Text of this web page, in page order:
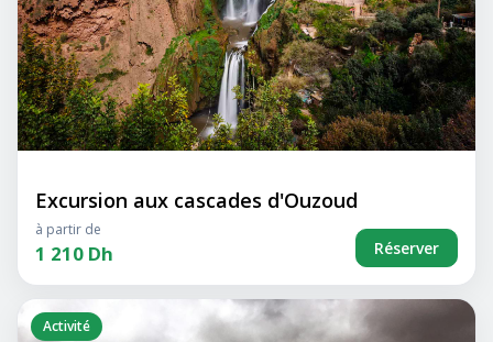
Excursion aux cascades d'Ouzoud
à partir de
1 210 Dh Réserver
Activité